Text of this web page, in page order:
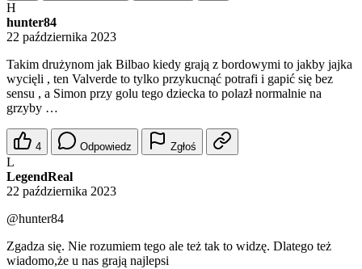
H
hunter84
22 października 2023
Takim drużynom jak Bilbao kiedy grają z bordowymi to jakby jajka
wycięli , ten Valverde to tylko przykucnąć potrafi i gapić się bez
sensu , a Simon przy golu tego dziecka to polazł normalnie na
grzyby …
4 Odpowiedz Zgłoś
L
LegendReal
22 października 2023
@hunter84
Zgadza się. Nie rozumiem tego ale też tak to widzę. Dlatego też
wiadomo,że u nas grają najlepsi